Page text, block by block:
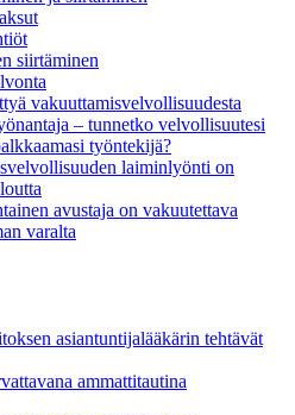
siirtäminen
vakuuttamisvelvollisuudesta
– tunnetko velvollisuutesi
työntekijä?
laiminlyönti on
avustaja on vakuutettava
varalta
asiantuntijalääkärin tehtävät
ammattitautina